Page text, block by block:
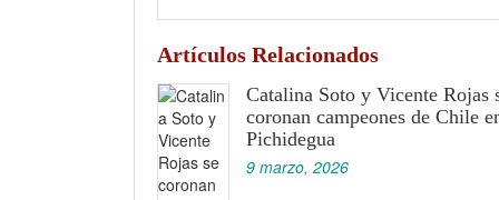
Artículos Relacionados
Catalina Soto y Vicente Rojas
coronan campeones de Chile
Pichidegua
9 marzo, 2026